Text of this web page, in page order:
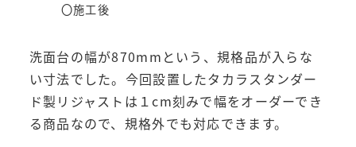
〇施工後
洗面台の幅が870mmという、規格品が入らな
い寸法でした。今回設置したタカラスタンダー
ド製リジャストは１cm刻みで幅をオーダーでき
る商品なので、規格外でも対応できます。